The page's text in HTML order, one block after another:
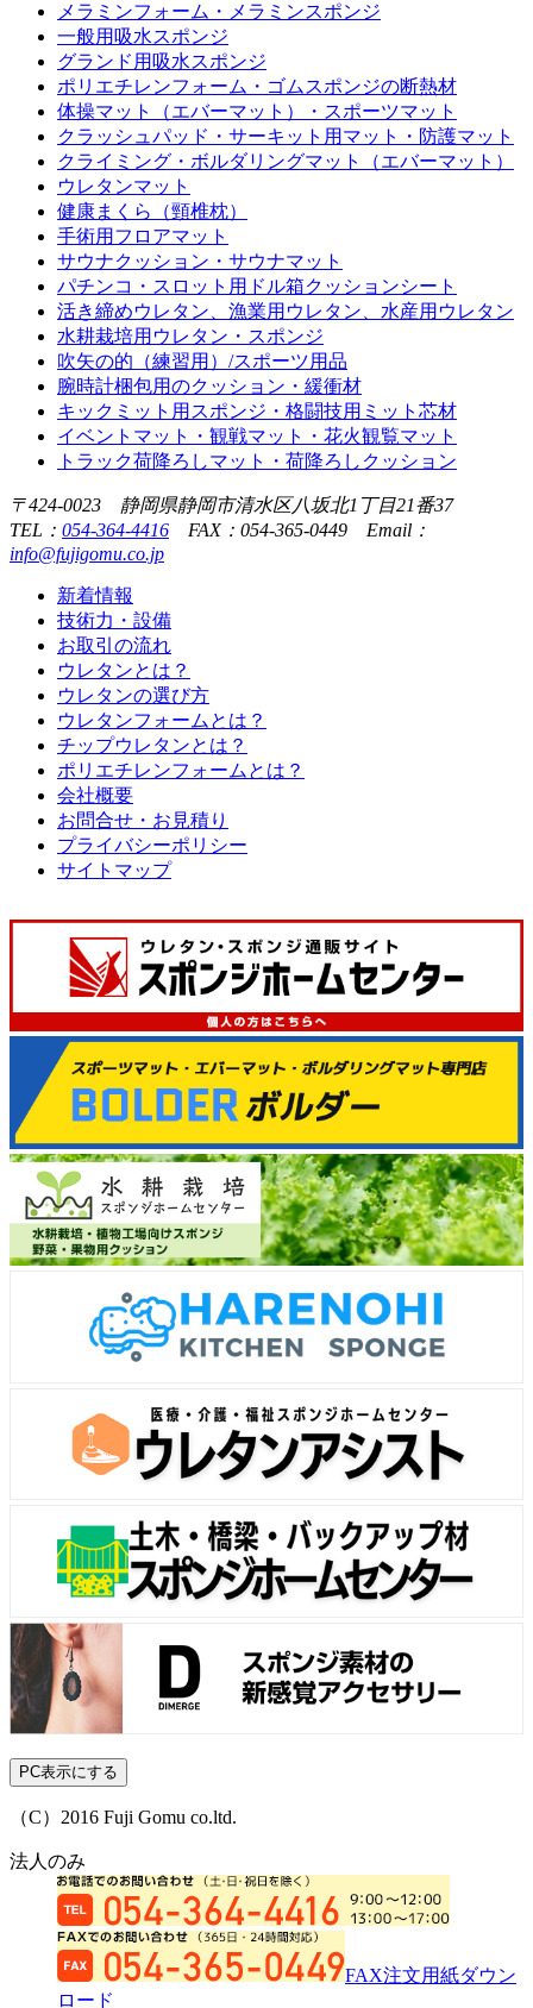
メラミンフォーム・メラミンスポンジ
一般用吸水スポンジ
グランド用吸水スポンジ
ポリエチレンフォーム・ゴムスポンジの断熱材
体操マット（エバーマット）・スポーツマット
クラッシュパッド・サーキット用マット・防護マット
クライミング・ボルダリングマット（エバーマット）
ウレタンマット
健康まくら（頸椎枕）
手術用フロアマット
サウナクッション・サウナマット
パチンコ・スロット用ドル箱クッションシート
活き締めウレタン、漁業用ウレタン、水産用ウレタン
水耕栽培用ウレタン・スポンジ
吹矢の的（練習用）/スポーツ用品
腕時計梱包用のクッション・緩衝材
キックミット用スポンジ・格闘技用ミット芯材
イベントマット・観戦マット・花火観覧マット
トラック荷降ろしマット・荷降ろしクッション
〒424-0023 静岡県静岡市清水区八坂北1丁目21番37
TEL： 054-364-4416 FAX：054-365-0449 Email：
info@fujigomu.co.jp
新着情報
技術力・設備
お取引の流れ
ウレタンとは？
ウレタンの選び方
ウレタンフォームとは？
チップウレタンとは？
ポリエチレンフォームとは？
会社概要
お問合せ・お見積り
プライバシーポリシー
サイトマップ
PC表示にする
（C）2016 Fuji Gomu co.ltd.
法人のみ
FAX注文用紙ダウン
ロード